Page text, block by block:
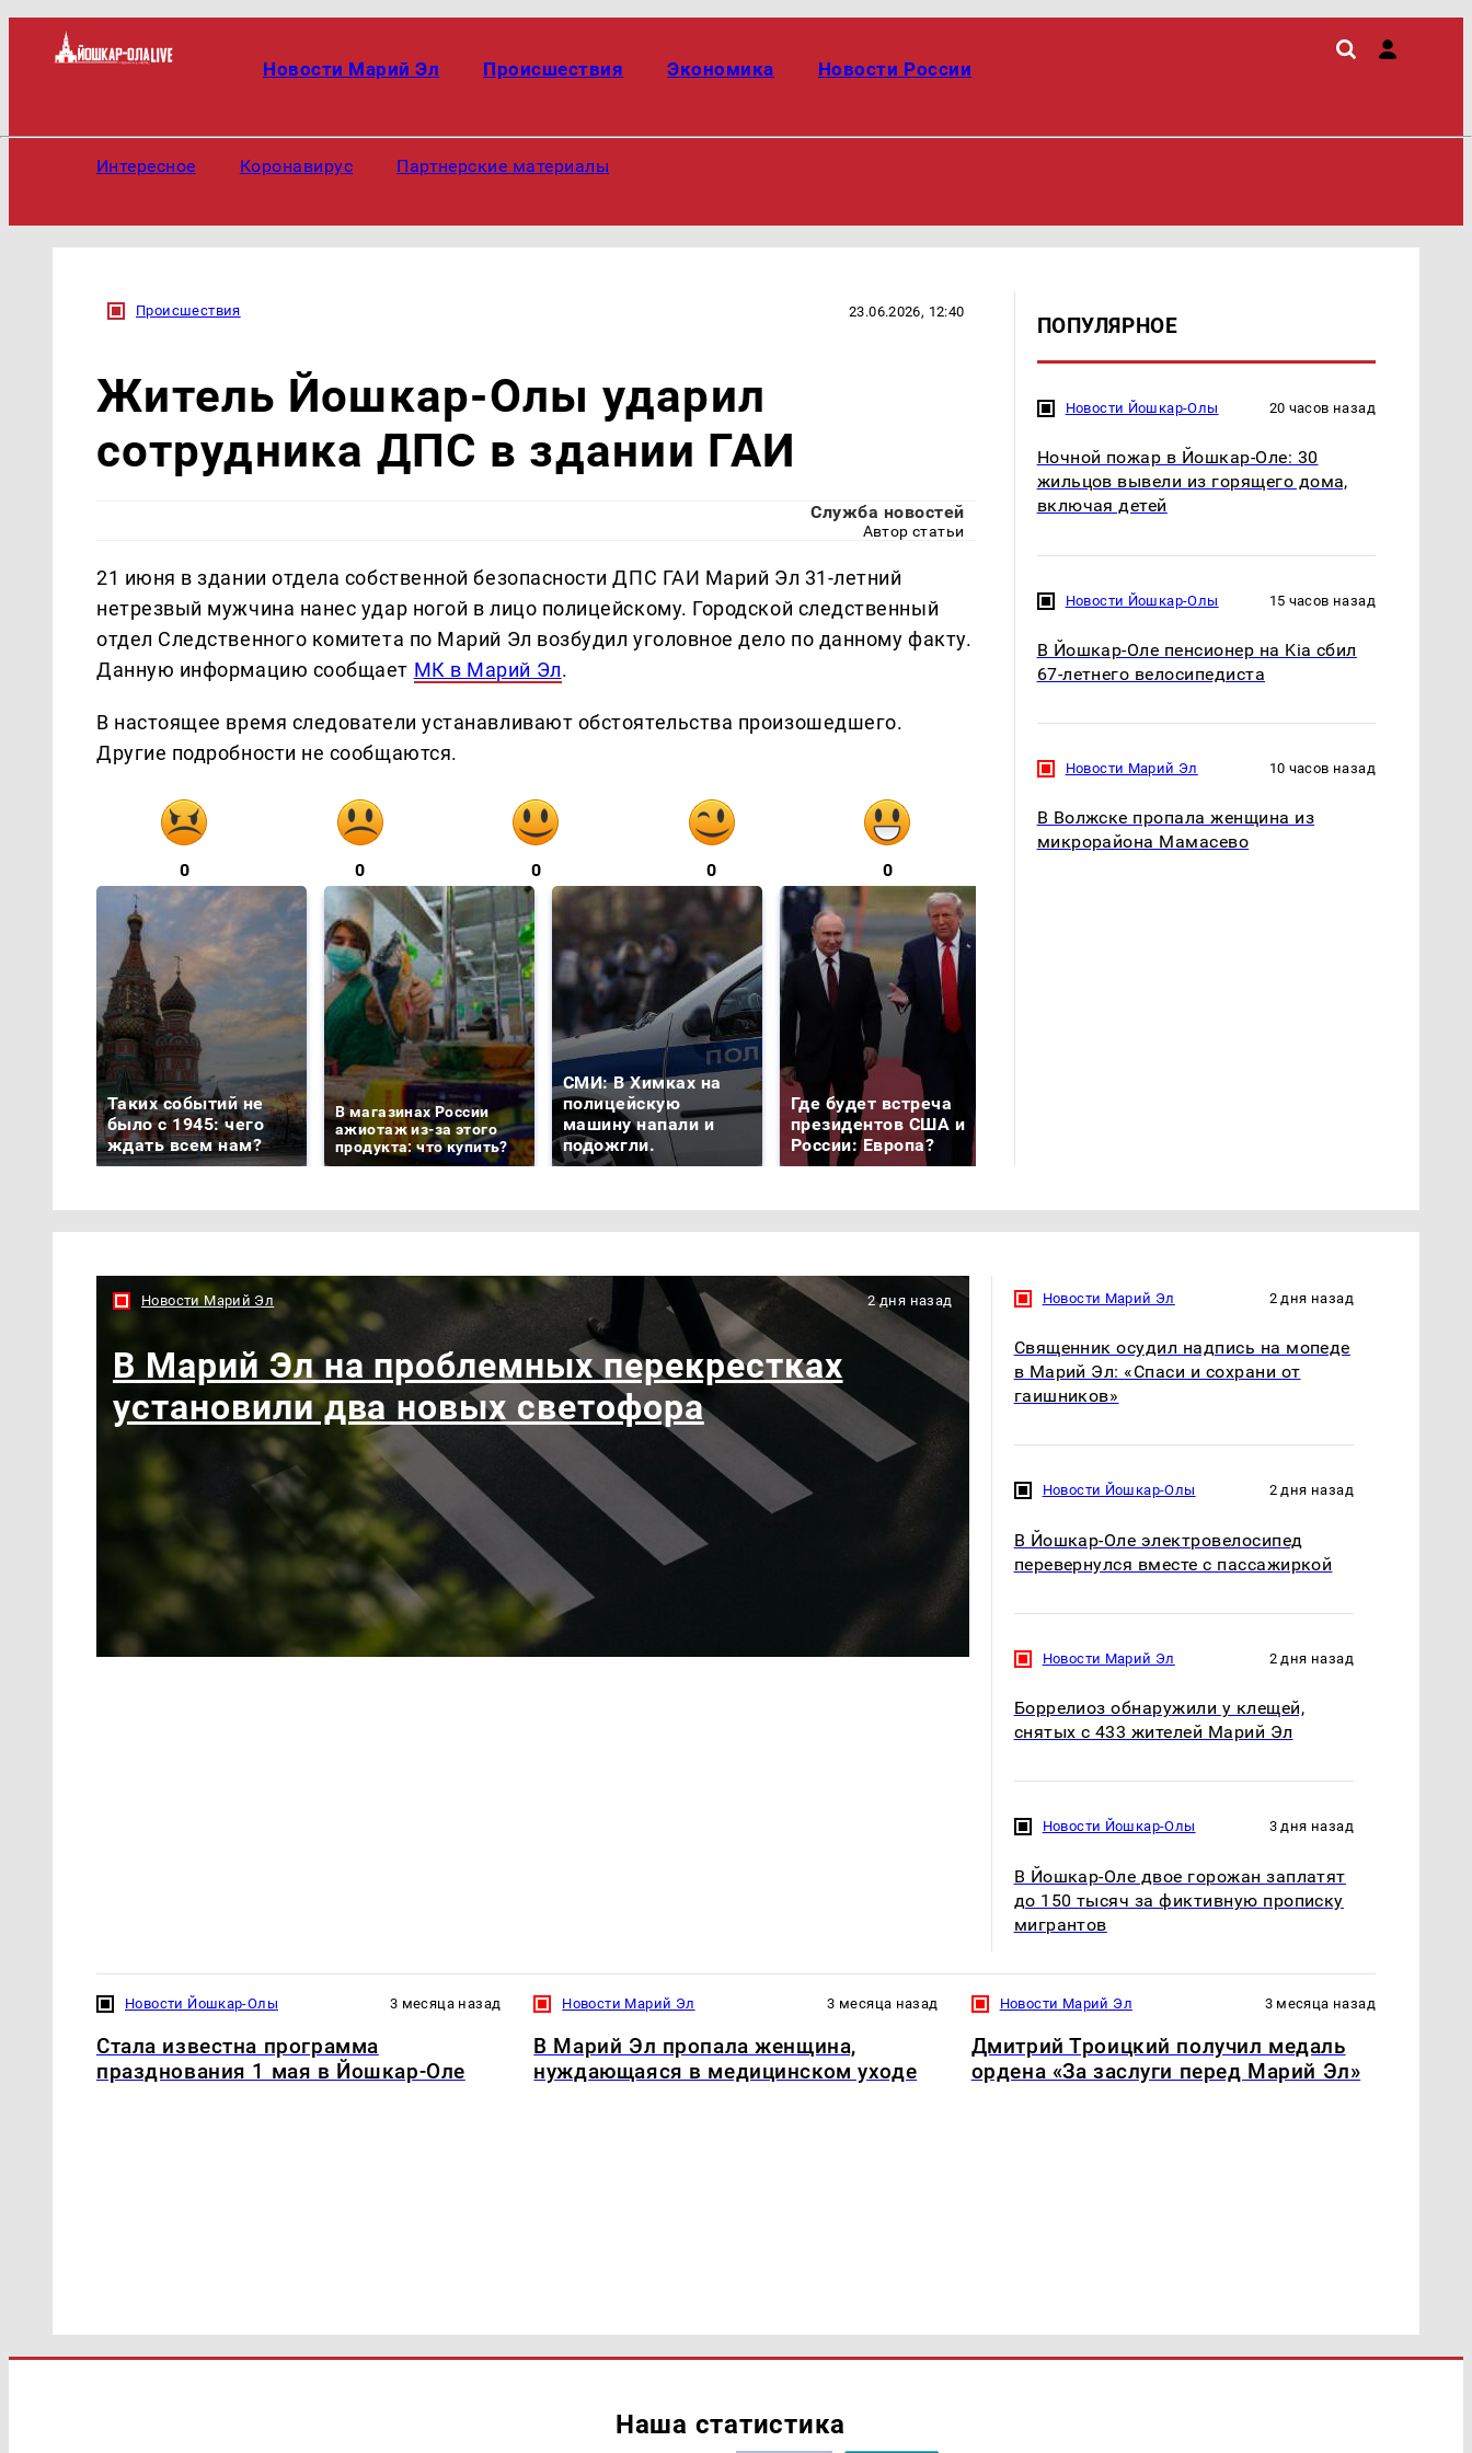
Новости Марий Эл Происшествия Экономика Новости России
Интересное Коронавирус Партнерские материалы
Происшествия 23.06.2026, 12:40
Житель Йошкар-Олы ударил
сотрудника ДПС в здании ГАИ
Служба новостей
Автор статьи
21 июня в здании отдела собственной безопасности ДПС ГАИ Марий Эл 31-летний
нетрезвый мужчина нанес удар ногой в лицо полицейскому. Городской следственный
отдел Следственного комитета по Марий Эл возбудил уголовное дело по данному факту.
Данную информацию сообщает МК в Марий Эл.
В настоящее время следователи устанавливают обстоятельства произошедшего.
Другие подробности не сообщаются.
0 0 0 0 0
Таких событий не
было с 1945: чего
ждать всем нам?
В магазинах России
ажиотаж из-за этого
продукта: что купить?
СМИ: В Химках на
полицейскую
машину напали и
подожгли.
Где будет встреча
президентов США и
России: Европа?
ПОПУЛЯРНОЕ
Новости Йошкар-Олы 20 часов назад
Ночной пожар в Йошкар-Оле: 30
жильцов вывели из горящего дома,
включая детей
Новости Йошкар-Олы 15 часов назад
В Йошкар-Оле пенсионер на Kia сбил
67-летнего велосипедиста
Новости Марий Эл 10 часов назад
В Волжске пропала женщина из
микрорайона Мамасево
Новости Марий Эл 2 дня назад
В Марий Эл на проблемных перекрестках
установили два новых светофора
Новости Марий Эл 2 дня назад
Священник осудил надпись на мопеде
в Марий Эл: «Спаси и сохрани от
гаишников»
Новости Йошкар-Олы 2 дня назад
В Йошкар-Оле электровелосипед
перевернулся вместе с пассажиркой
Новости Марий Эл 2 дня назад
Боррелиоз обнаружили у клещей,
снятых с 433 жителей Марий Эл
Новости Йошкар-Олы 3 дня назад
В Йошкар-Оле двое горожан заплатят
до 150 тысяч за фиктивную прописку
мигрантов
Новости Йошкар-Олы 3 месяца назад
Стала известна программа
празднования 1 мая в Йошкар-Оле
Новости Марий Эл 3 месяца назад
В Марий Эл пропала женщина,
нуждающаяся в медицинском уходе
Новости Марий Эл 3 месяца назад
Дмитрий Троицкий получил медаль
ордена «За заслуги перед Марий Эл»
Наша статистика